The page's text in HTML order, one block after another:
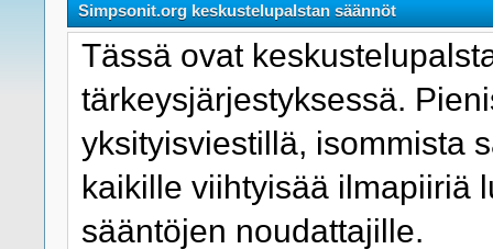
Simpsonit.org keskustelupalstan säännöt
Tässä ovat
tärkeysjärjestyksessä.
yksityisviestillä, isommista
kaikille viihtyisää ilmapiiriä
sääntöjen noudattajille.